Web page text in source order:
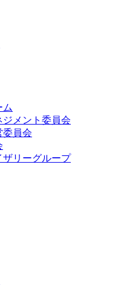
ム
メント委員会
委員会
リーグループ